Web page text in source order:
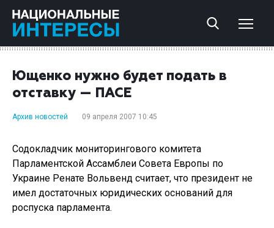
Ющенко нужно будет подать в
отставку — ПАСЕ
Архив новостей 09 апреля 2007 10:45
Содокладчик мониторингового комитета
Парламентской Ассамблеи Совета Европы по
Украине Ренате Вольвенд считает, что президент не
имел достаточных юридических оснований для
роспуска парламента.